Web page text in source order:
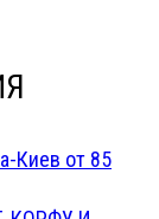
Киев от 85